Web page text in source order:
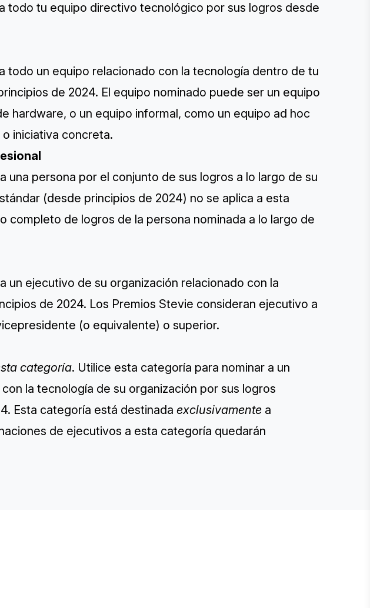
todo tu equipo directivo tecnológico por sus logros desde
todo un equipo relacionado con la tecnología dentro de tu
de 2024. El equipo nominado puede ser un equipo
hardware, o un equipo informal, como un equipo ad hoc
iniciativa concreta.
una persona por el conjunto de sus logros a lo largo de su
(desde principios de 2024) no se aplica a esta
completo de logros de la persona nominada a lo largo de
un ejecutivo de su organización relacionado con la
de 2024. Los Premios Stevie consideran ejecutivo a
(o equivalente) o superior.
categoría. Utilice esta categoría para nominar a un
la tecnología de su organización por sus logros
Esta categoría está destinada exclusivamente a
de ejecutivos a esta categoría quedarán